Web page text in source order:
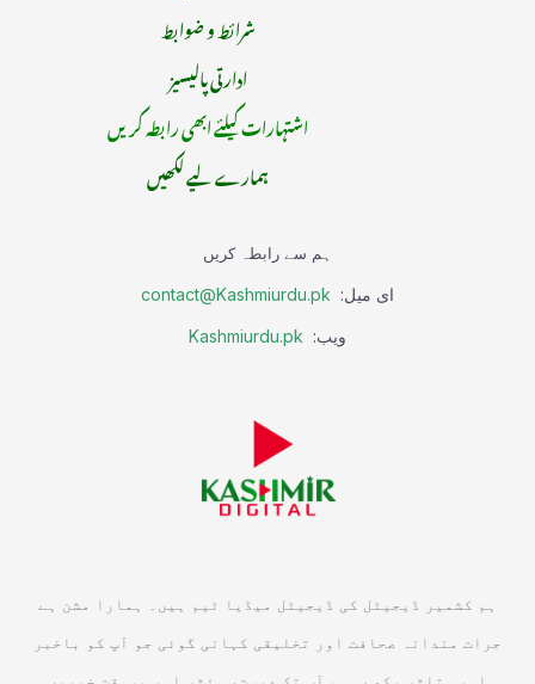
شرائط و ضوابط
ادارتی پالیسیز
اشتہارات کیلئے ابھی رابطہ کریں
ہمارے لیے لکھیں
ہم سے رابطہ کریں
ای میل: contact@Kashmiurdu.pk
ویب: Kashmiurdu.pk
ہم کشمیر ڈیجیٹل کی ڈیجیٹل میڈیا ٹیم ہیں۔ ہمارا مشن ہے
جرات مندانہ صحافت اور تخلیقی کہانی گوئی جو آپ کو باخبر